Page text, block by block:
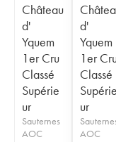
Château
d'
Yquem
1er Cru
Classé
Supérie
ur
Sauternes
AOC
d'
Yquem
1er
Classé
Supérie
ur
AOC